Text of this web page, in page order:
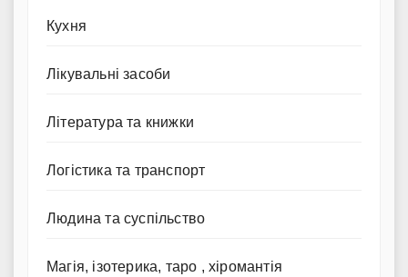
Кухня
Лікувальні засоби
Література та книжки
Логістика та транспорт
Людина та суспільство
Магія, ізотерика, таро , хіромантія